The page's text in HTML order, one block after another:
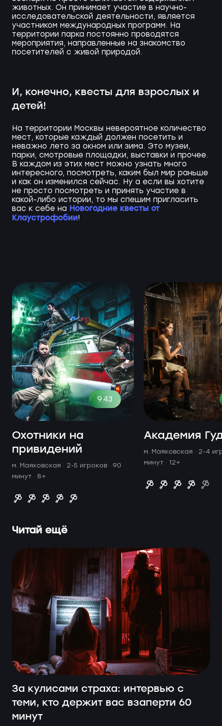
животных. Он принимает участие в научно-
исследовательской деятельности, является
участником международных программ. На
территории парка постоянно проводятся
мероприятия, направленные на знакомство
посетителей с живой природой.
И, конечно, квесты для взрослых и
детей!
На территории Москвы невероятное количество
мест, которые каждый должен посетить и
неважно лето за окном или зима. Это музеи,
парки, смотровые площадки, выставки и прочее.
В каждом из этих мест можно узнать много
интересного, посмотреть, каким был мир раньше
и как он изменился сейчас. Ну а если вы хотите
не просто посмотреть и принять участие в
какой-либо истории, то мы спешим пригласить
вас к себе на Новогодние квесты от
Клаустрофобии!
9.43
Охотники на
привидений
м. Маяковская · 2-5 игроков · 90
минут · 8+
Академия
м. Маяковская · 2-4
минут · 12+
Читай ещё
За кулисами страха: интервью с
теми, кто держит вас взаперти 60
минут